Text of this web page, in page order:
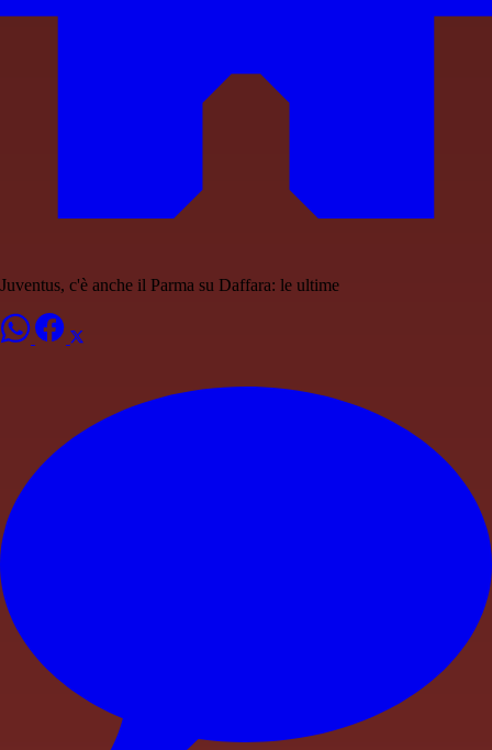
Juventus, c'è anche il Parma su Daffara: le ultime